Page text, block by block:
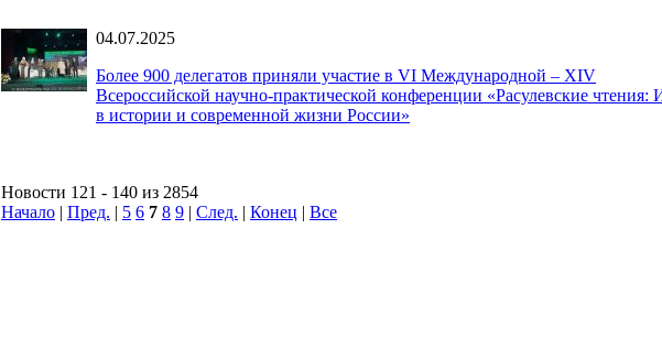
04.07.2025
Более 900 делегатов приняли участие в VI Международной – ХIV
Всероссийской научно-практической конференции «Расулевские чтения:
в истории и современной жизни России»
Новости 121 - 140 из 2854
Начало | Пред. | 5 6 7 8 9 | След. | Конец | Все